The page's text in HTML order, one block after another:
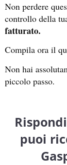
Non perdere
controllo della
fatturato.
Compila ora il
Non hai
piccolo passo.
puoi